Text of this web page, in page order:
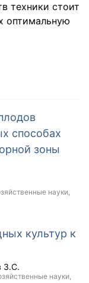
техники стоит
оптимальную
способах
зоны
науки,
культур к
З.С.
науки,